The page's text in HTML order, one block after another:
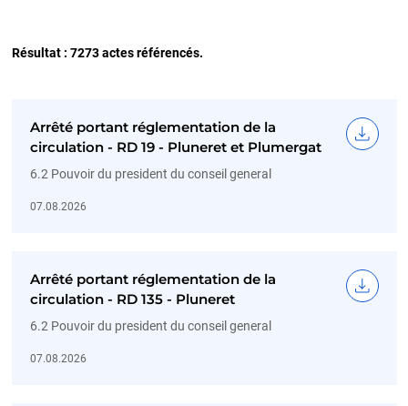
Résultat : 7273 actes référencés.
Arrêté portant réglementation de la
circulation - RD 19 - Pluneret et Plumergat
6.2 Pouvoir du president du conseil general
07.08.2026
Arrêté portant réglementation de la
circulation - RD 135 - Pluneret
6.2 Pouvoir du president du conseil general
07.08.2026